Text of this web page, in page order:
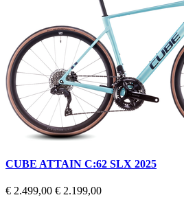
CUBE ATTAIN C:62 SLX 2025
Regular
€ 2.499,00 Prijs
€ 2.199,00